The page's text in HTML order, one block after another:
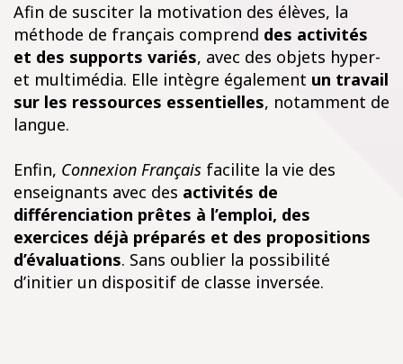
Afin de susciter la motivation des élèves, la
méthode de français comprend des activités
et des supports variés, avec des objets hyper-
et multimédia. Elle intègre également un travail
sur les ressources essentielles, notamment de
langue.
Enfin, Connexion Français facilite la vie des
enseignants avec des activités de
différenciation prêtes à l’emploi, des
exercices déjà préparés et des propositions
d’évaluations. Sans oublier la possibilité
d’initier un dispositif de classe inversée.